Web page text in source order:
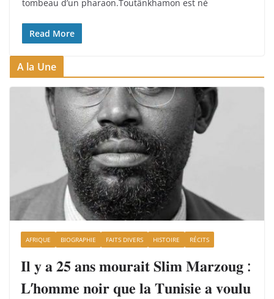
tombeau d’un pharaon.Toutânkhamon est né
Read More
A la Une
AFRIQUE BIOGRAPHIE FAITS DIVERS HISTOIRE RÉCITS
𝐈𝐥 𝐲 𝐚 𝟐𝟓 𝐚𝐧𝐬 𝐦𝐨𝐮𝐫𝐚𝐢𝐭 𝐒𝐥𝐢𝐦 𝐌𝐚𝐫𝐳𝐨𝐮𝐠 :
𝐋’𝐡𝐨𝐦𝐦𝐞 𝐧𝐨𝐢𝐫 𝐪𝐮𝐞 𝐥𝐚 𝐓𝐮𝐧𝐢𝐬𝐢𝐞 𝐚 𝐯𝐨𝐮𝐥𝐮